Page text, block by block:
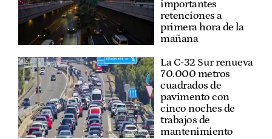
importantes
retenciones a
primera hora de la
mañana
La C-32 Sur renueva
70.000 metros
cuadrados de
pavimento con
cinco noches de
trabajos de
mantenimiento